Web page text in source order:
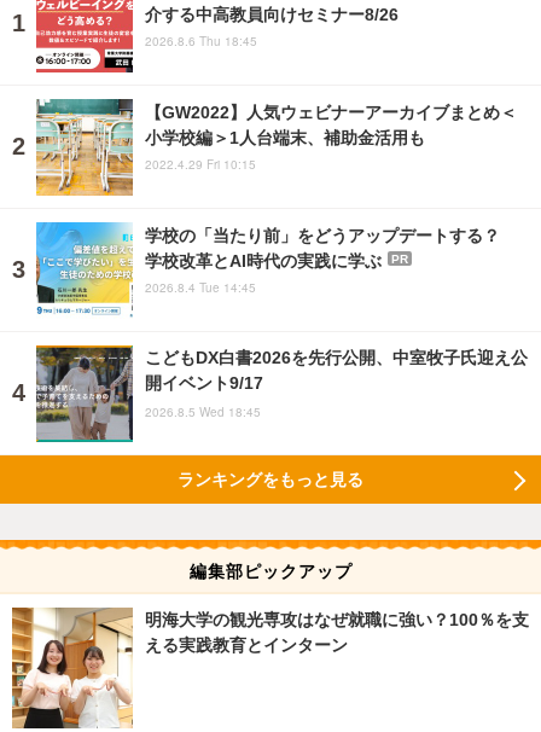
介する中高教員向けセミナー8/26
2026.8.6 Thu 18:45
【GW2022】人気ウェビナーアーカイブまとめ＜
小学校編＞1人台端末、補助金活用も
2022.4.29 Fri 10:15
学校の「当たり前」をどうアップデートする？
学校改革とAI時代の実践に学ぶ
PR
2026.8.4 Tue 14:45
こどもDX白書2026を先行公開、中室牧子氏迎え公
開イベント9/17
2026.8.5 Wed 18:45
ランキングをもっと見る
編集部ピックアップ
明海大学の観光専攻はなぜ就職に強い？100％を支
える実践教育とインターン